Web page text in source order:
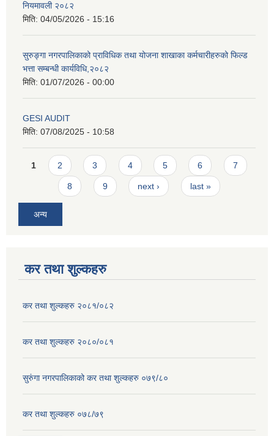
नियमावली २०८२
मिति: 04/05/2026 - 15:16
सुरुङ्गा नगरपालिकाको प्राविधिक तथा योजना शाखाका कर्मचारीहरुको फिल्ड
भत्ता सम्बन्धी कार्यविधि,२०८२
मिति: 01/07/2026 - 00:00
GESI AUDIT
मिति: 07/08/2025 - 10:58
Pages
1 2 3 4 5 6 7
8 9 next › last »
अन्य
कर तथा शुल्कहरु
कर तथा शुल्कहरु २०८१/०८२
कर तथा शुल्कहरु २०८०/०८१
सुरुंगा नगरपालिकाको कर तथा शुल्कहरु ०७९/८०
कर तथा शुल्कहरु ०७८/७९